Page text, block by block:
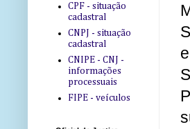
CPF - situação
cadastral
CNPJ - situação
cadastral
CNIPE - CNJ -
informações
processuais
FIPE - veículos